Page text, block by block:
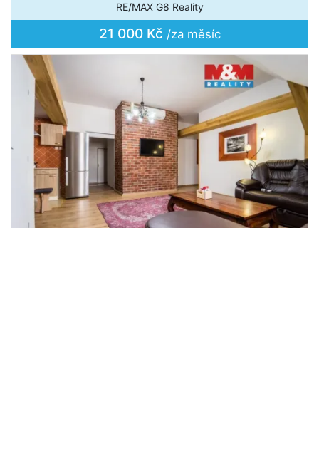
RE/MAX G8 Reality
21 000 Kč /za měsíc